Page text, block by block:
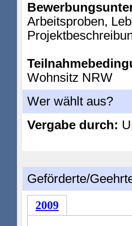
Arbeitsproben,
Wohnsitz NRW
Wer wählt aus?
Vergabe durch:
Geförderte/
2009